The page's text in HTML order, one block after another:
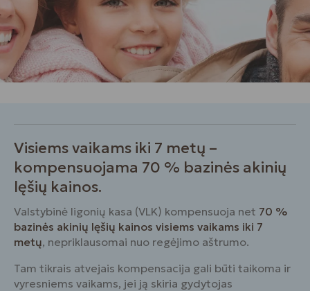
Visiems vaikams iki 7 metų –
kompensuojama 70 % bazinės akinių
lęšių kainos.
Valstybinė ligonių kasa (VLK) kompensuoja net 70 %
bazinės akinių lęšių kainos visiems vaikams iki 7
metų, nepriklausomai nuo regėjimo aštrumo.
Tam tikrais atvejais kompensacija gali būti taikoma ir
vyresniems vaikams, jei ją skiria gydytojas